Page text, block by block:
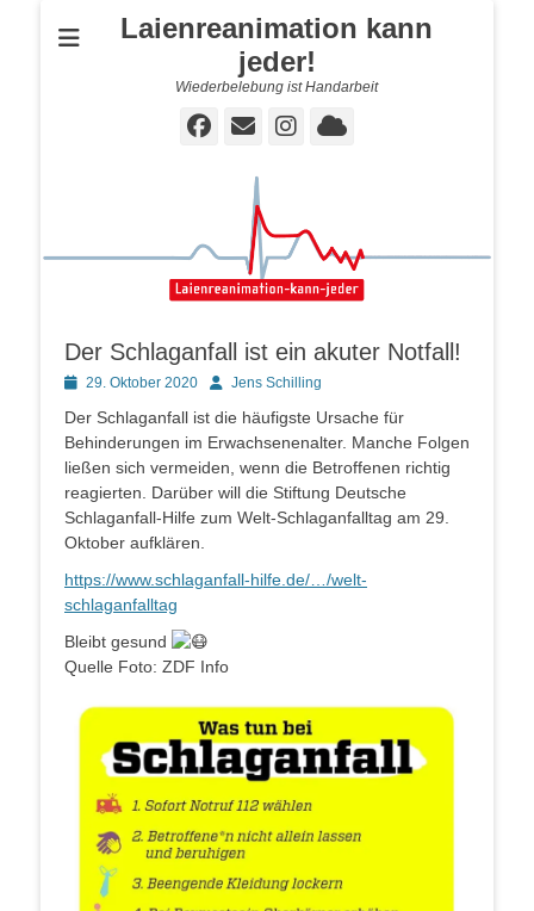
Laienreanimation kann
jeder!
Wiederbelebung ist Handarbeit
Facebook
E-
Instagram
Cloud
Der Schlaganfall ist ein akuter Notfall!
Posted29. Oktober 2020 AutorJens Schilling
Der Schlaganfall ist die häufigste Ursache für
Behinderungen im Erwachsenenalter. Manche Folgen
ließen sich vermeiden, wenn die Betroffenen richtig
reagierten. Darüber will die Stiftung Deutsche
Schlaganfall-Hilfe zum Welt-Schlaganfalltag am 29.
Oktober aufklären.
https://www.schlaganfall-hilfe.de/…/welt-
schlaganfalltag
Bleibt gesund
Quelle Foto: ZDF Info